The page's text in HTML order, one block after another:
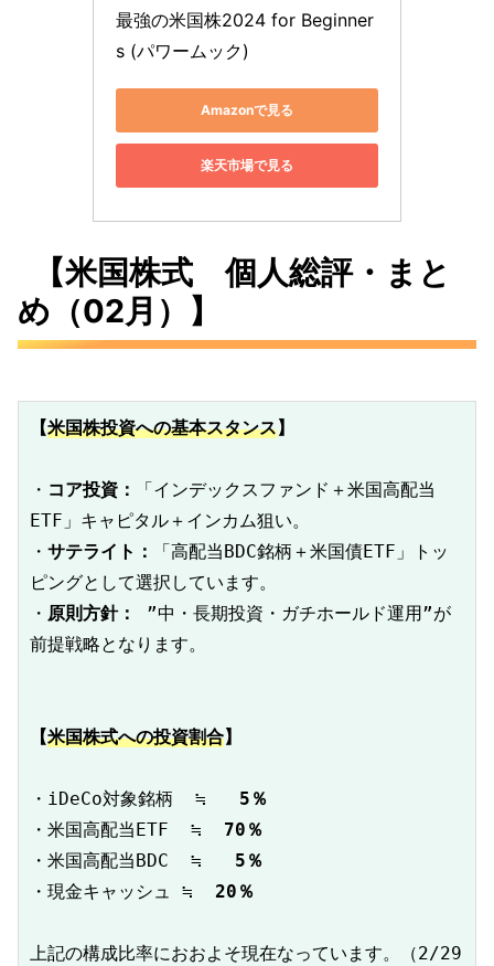
最強の米国株2024 for Beginner
s (パワームック)
Amazonで見る
楽天市場で見る
【米国株式 個人総評・まと
め（02月）】
【米国株投資への基本スタンス】
・ コア投資：
「インデックスファンド＋米国高配当
ETF」キャピタル＋インカム狙い。
・ サテライト：
「高配当BDC銘柄＋米国債ETF」トッ
ピングとして選択しています。
・ 原則方針：
”中・長期投資・ガチホールド運用”が
前提戦略となります。
【米国株式への投資割合】
・iDeCo対象銘柄  ≒ 5％
・米国高配当ETF  ≒ 70％
・米国高配当BDC  ≒
5％
・現金キャッシュ ≒ 20％
上記の構成比率におおよそ現在なっています。（2/29